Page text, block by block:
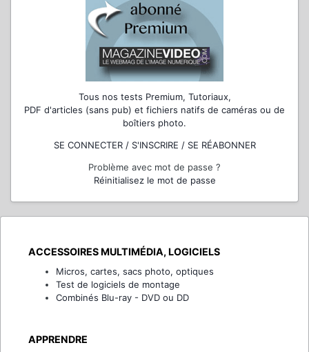
Tous nos tests Premium, Tutoriaux,
PDF d'articles (sans pub) et fichiers natifs de caméras ou de
boîtiers photo.
SE CONNECTER / S'INSCRIRE / SE RÉABONNER
Problème avec mot de passe ?
Réinitialisez le mot de passe
ACCESSOIRES MULTIMÉDIA, LOGICIELS
Micros, cartes, sacs photo, optiques
Test de logiciels de montage
Combinés Blu-ray - DVD ou DD
APPRENDRE